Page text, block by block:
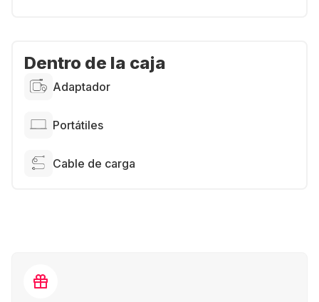
Dentro de la caja
Adaptador
Portátiles
Cable de carga